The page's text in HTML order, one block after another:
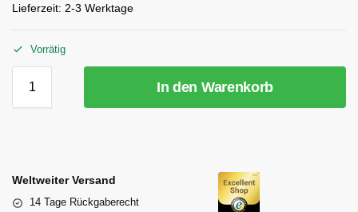
Lieferzeit: 2-3 Werktage
Vorrätig
In den Warenkorb
Weltweiter Versand
14 Tage Rückgaberecht